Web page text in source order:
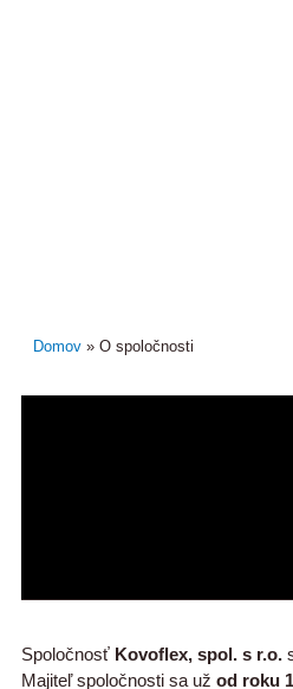
Domov » O spoločnosti
Spoločnosť Kovoflex, spol. s r.o.
Majiteľ spoločnosti sa už od roku